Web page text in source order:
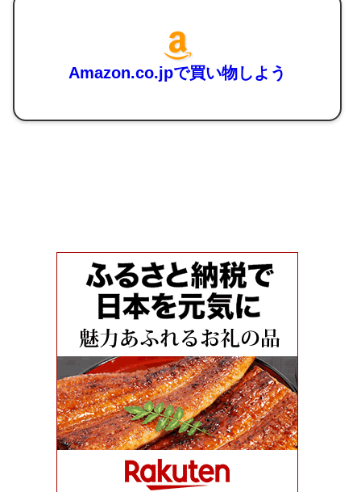
Amazon.co.jpで買い物しよう